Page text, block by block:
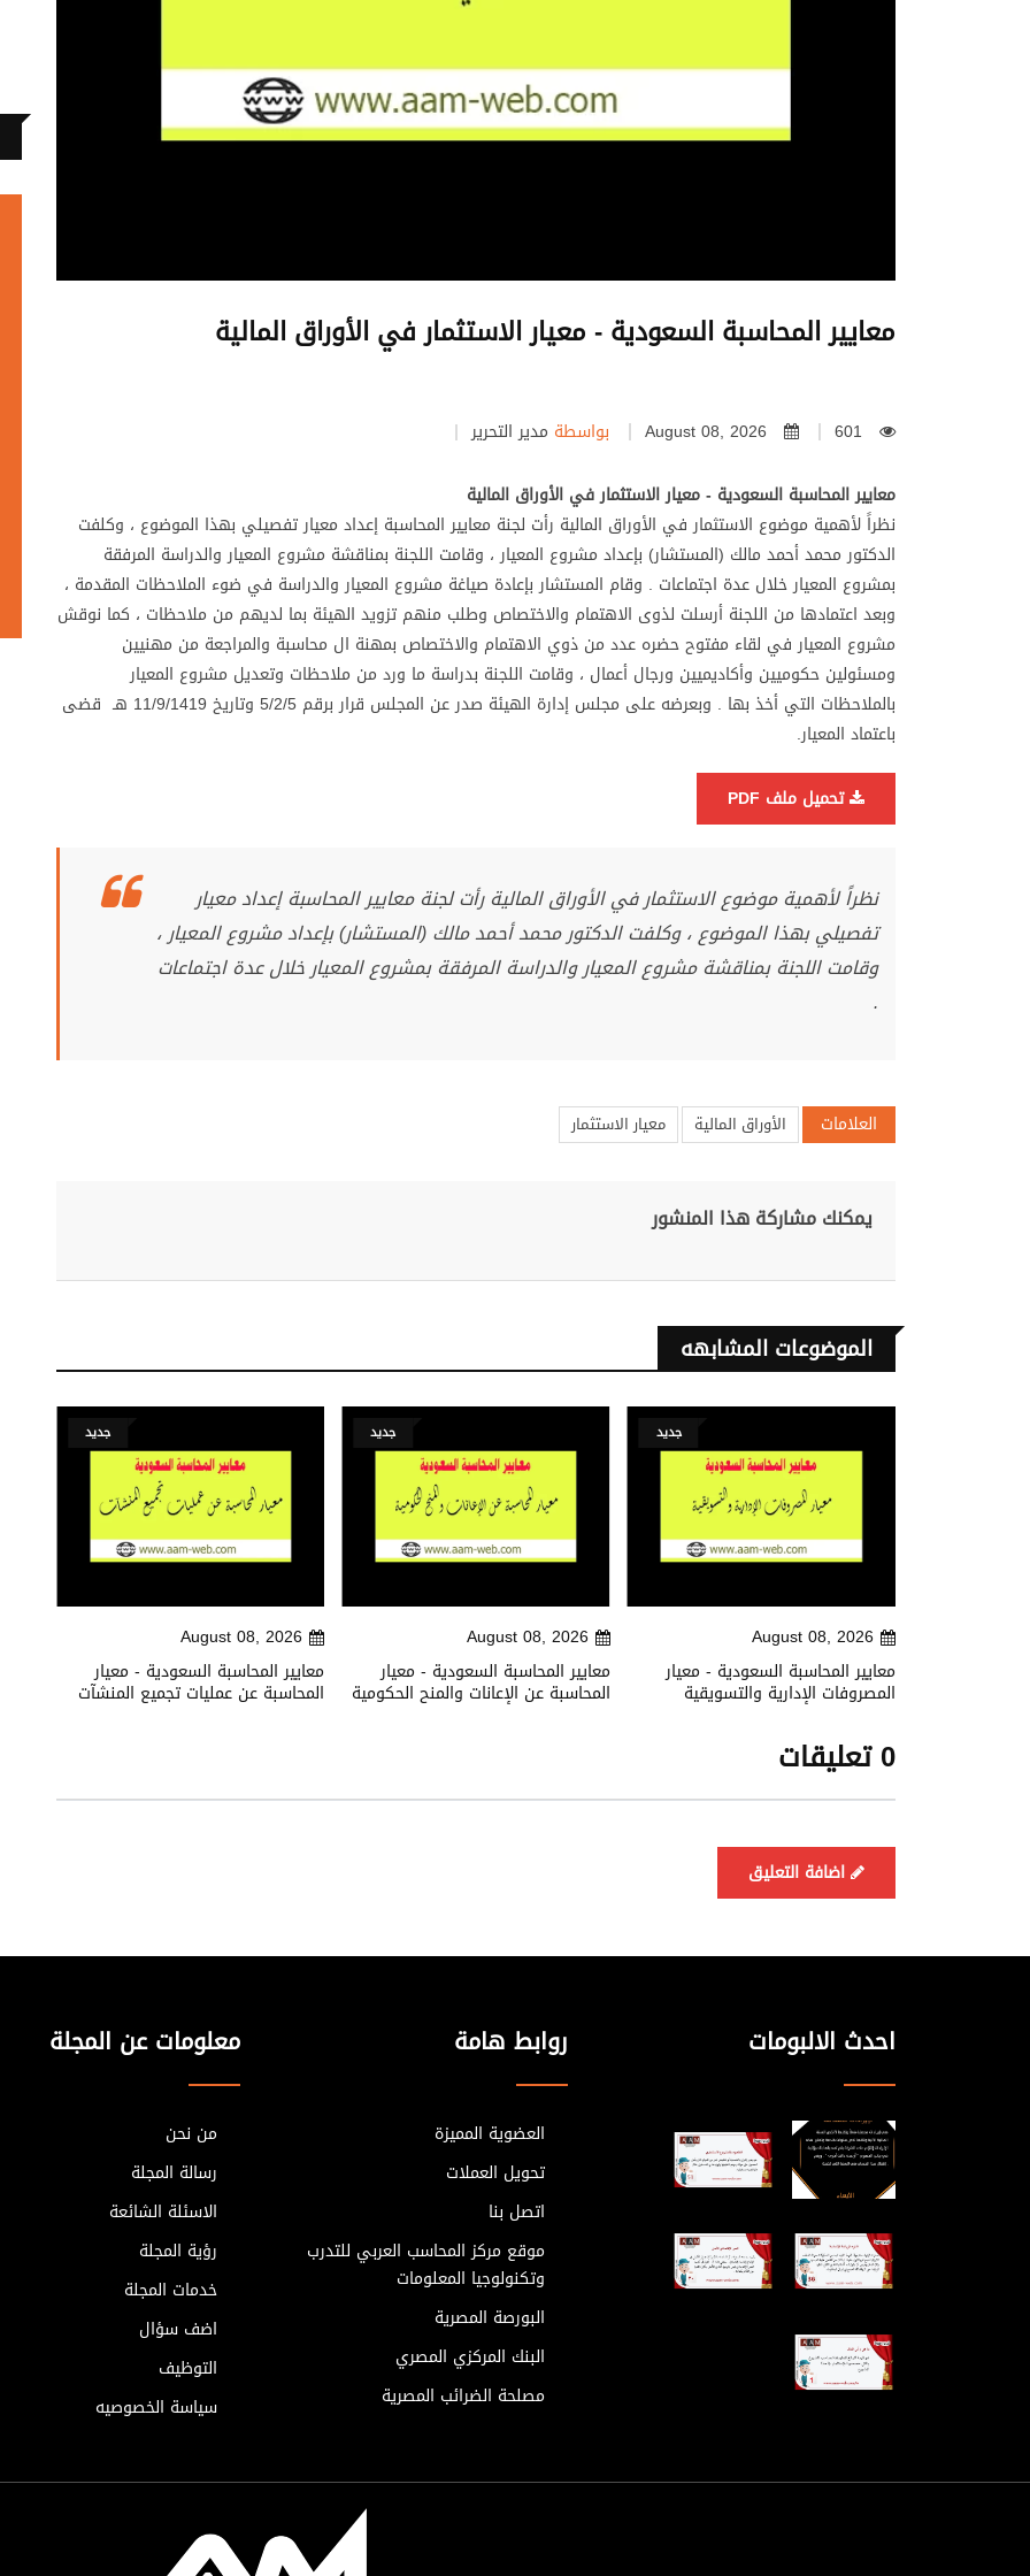
معايير المحاسبة السعودية - معيار الاستثمار في الأوراق المالية
بواسطة مدير التحرير August 08, 2026 601
معايير المحاسبة السعودية - معيار الاستثمار في الأوراق المالية
نظراً لأهمية موضوع الاستثمار في الأوراق المالية رأت لجنة معايير المحاسبة إعداد معيار تفصيلي بهذا الموضوع ، وكلفت
الدكتور محمد أحمد مالك (المستشار) بإعداد مشروع المعيار ، وقامت اللجنة بمناقشة مشروع المعيار والدراسة المرفقة
بمشروع المعيار خلال عدة اجتماعات . وقام المستشار بإعادة صياغة مشروع المعيار والدراسة في ضوء الملاحظات المقدمة ،
وبعد اعتمادها من اللجنة أرسلت لذوى الاهتمام والاختصاص وطلب منهم تزويد الهيئة بما لديهم من ملاحظات ، كما نوقش
مشروع المعيار في لقاء مفتوح حضره عدد من ذوي الاهتمام والاختصاص بمهنة ال محاسبة والمراجعة من مهنيين
ومسئولين حكوميين وأكاديميين ورجال أعمال ، وقامت اللجنة بدراسة ما ورد من ملاحظات وتعديل مشروع المعيار
بالملاحظات التي أخذ بها . وبعرضه على مجلس إدارة الهيئة صدر عن المجلس قرار برقم 5/2/5 وتاريخ 11/9/1419 هـ قضى
باعتماد المعيار.
تحميل ملف PDF
نظراً لأهمية موضوع الاستثمار في الأوراق المالية رأت لجنة معايير المحاسبة إعداد معيار
تفصيلي بهذا الموضوع ، وكلفت الدكتور محمد أحمد مالك (المستشار) بإعداد مشروع المعيار ،
وقامت اللجنة بمناقشة مشروع المعيار والدراسة المرفقة بمشروع المعيار خلال عدة اجتماعات
.
العلامات الأوراق المالية معيار الاستثمار
يمكنك مشاركة هذا المنشور
الموضوعات المشابهه
جديد
August 08, 2026
معايير المحاسبة السعودية - معيار
المحاسبة عن عمليات تجميع المنشآت
جديد
August 08, 2026
معايير المحاسبة السعودية - معيار
المحاسبة عن الإعانات والمنح الحكومية
جديد
August 08, 2026
معايير المحاسبة السعودية - معيار
المصروفات الإدارية والتسويقية
0 تعليقات
معلومات عن المجلة
من نحن
رسالة المجلة
الاسئلة الشائعة
رؤية المجلة
خدمات المجلة
اضف سؤال
التوظيف
سياسة الخصوصيه
روابط هامة
العضوية المميزة
تحويل العملات
اتصل بنا
موقع مركز المحاسب العربي للتدرب
وتكنولوجيا المعلومات
البورصة المصرية
البنك المركزي المصري
مصلحة الضرائب المصرية
احدث الالبومات